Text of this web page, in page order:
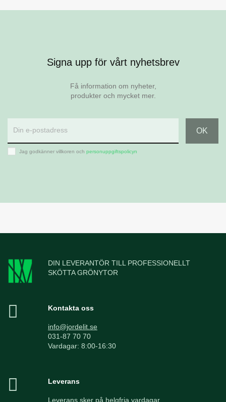
Signa upp för vårt nyhetsbrev
Få information om nyheter,
produkter och mycket mer.
Jag godkänner villkoren och personuppgiftspolicyn
DIN LEVERANTÖR TILL PROFESSIONELLT
SKÖTTA GRÖNYTOR
Kontakta oss
info@jordelit.se
031-87 70 70
Vardagar: 8:00-16:30
Leverans
Leverans sker på helgfria vardagar